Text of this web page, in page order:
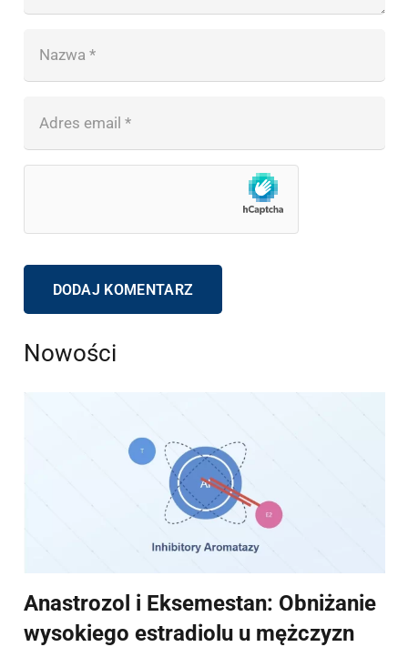
DODAJ KOMENTARZ
Nowości
Anastrozol i Eksemestan: Obniżanie
wysokiego estradiolu u mężczyzn